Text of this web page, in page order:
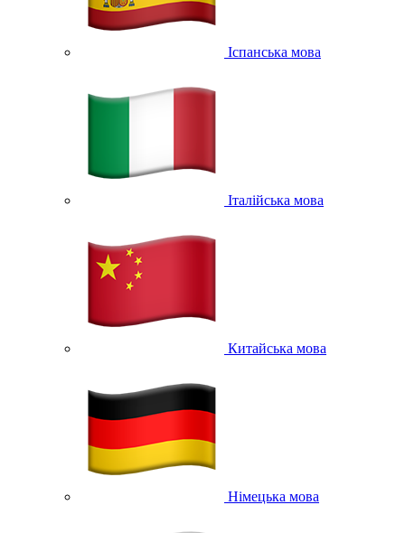
Іспанська мова
Італійська мова
Китайська мова
Німецька мова